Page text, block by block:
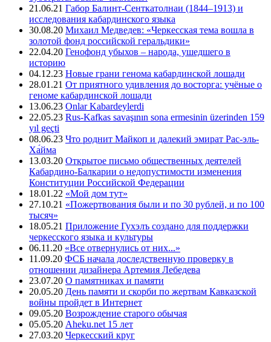
21.06.21 Габор Балинт-Сенткатолнаи (1844–1913) и
исследования кабардинского языка
30.08.20 Михаил Медведев: «Черкесская тема вошла в
золотой фонд российской геральдики»
22.04.20 Генофонд убыхов – народа, ушедшего в
историю
04.12.23 Новые грани генома кабардинской лошади
28.01.21 От приятного удивления до восторга: учёные о
геноме кабардинской лошади
13.06.23 Onlar Kabardeylerdi
22.05.23 Rus-Kafkas savaşının sona ermesinin üzerinden 159
yıl geçti
08.06.23 Что роднит Майкоп и далекий эмират Рас-эль-
Ха́йма
13.03.20 Открытое письмо общественных деятелей
Кабардино-Балкарии о недопустимости изменения
Конституции Российской Федерации
18.01.22 «Мой дом тут»
27.10.21 «Пожертвования были и по 30 рублей, и по 100
тысяч»
18.05.21 Приложение Гухэлъ создано для поддержки
черкесского языка и культуры
06.11.20 «Все отвернулись от них...»
11.09.20 ФСБ начала доследственную проверку в
отношении дизайнера Артемия Лебедева
23.07.20 О памятниках и памяти
20.05.20 День памяти и скорби по жертвам Кавказской
войны пройдет в Интернет
09.05.20 Возрождение старого обычая
05.05.20 Aheku.net 15 лет
27.03.20 Черкесский круг